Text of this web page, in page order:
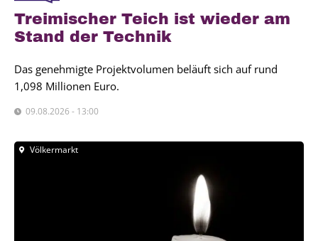
Trei­mi­scher Teich ist wie­der am
Stand der Tech­nik
Das genehmigte Projektvolumen beläuft sich auf rund
1,098 Millionen Euro.
09.08.2026 - 13:00
Völkermarkt